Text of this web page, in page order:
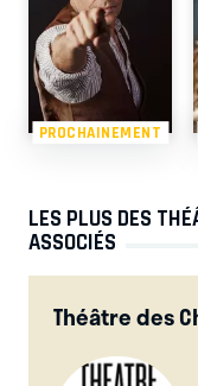
PROCHAINEMENT
LES PLUS DES
ASSOCIÉS
Théâtre des